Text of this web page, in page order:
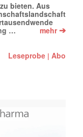
bieten. Aus
…
mehr➔
Leseprobe |Abo